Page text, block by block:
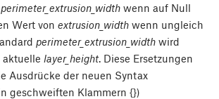
perimeter_extrusion_width wenn auf Null
Wert von extrusion_width wenn ungleich
perimeter_extrusion_width wird
layer_height. Diese Ersetzungen
Ausdrücke der neuen Syntax
geschweiften Klammern {})